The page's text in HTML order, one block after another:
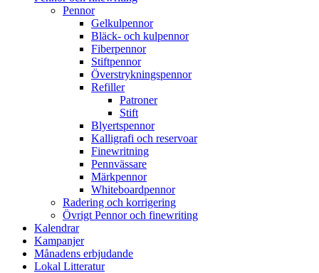
Pennor
Gelkulpennor
Bläck- och kulpennor
Fiberpennor
Stiftpennor
Överstrykningspennor
Refiller
Patroner
Stift
Blyertspennor
Kalligrafi och reservoar
Finewritning
Pennvässare
Märkpennor
Whiteboardpennor
Radering och korrigering
Övrigt Pennor och finewriting
Kalendrar
Kampanjer
Månadens erbjudande
Lokal Litteratur